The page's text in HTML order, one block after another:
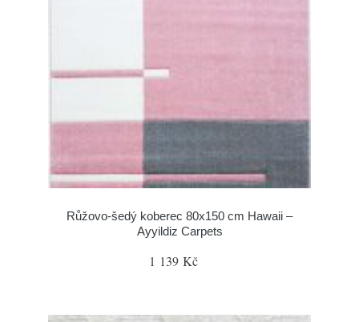
Růžovo-šedý koberec 80x150 cm Hawaii –
Ayyildiz Carpets
1 139 Kč